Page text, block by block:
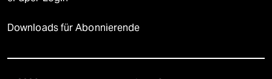
Downloads für Abonnierende